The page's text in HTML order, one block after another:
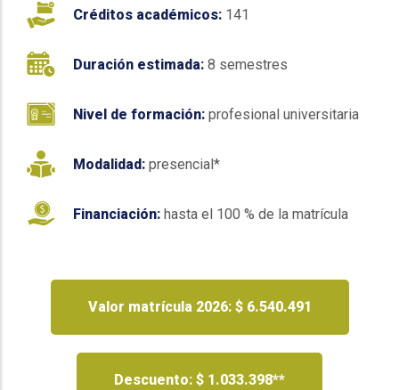
Créditos académicos: 141
Duración estimada: 8 semestres
Nivel de formación: profesional universitaria
Modalidad: presencial*
Financiación: hasta el 100 % de la matrícula
Valor matrícula 2026: $ 6.540.491
Descuento: $ 1.033.398**